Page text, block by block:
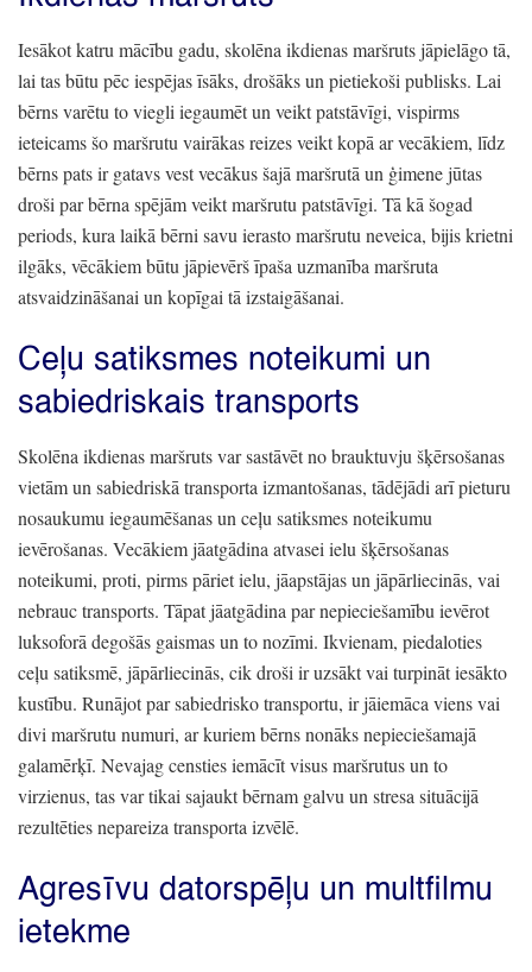
Iesākot katru mācību gadu, skolēna ikdienas maršruts jāpielāgo tā,
lai tas būtu pēc iespējas īsāks, drošāks un pietiekoši publisks. Lai
bērns varētu to viegli iegaumēt un veikt patstāvīgi, vispirms
ieteicams šo maršrutu vairākas reizes veikt kopā ar vecākiem, līdz
bērns pats ir gatavs vest vecākus šajā maršrutā un ģimene jūtas
droši par bērna spējām veikt maršrutu patstāvīgi. Tā kā šogad
periods, kura laikā bērni savu ierasto maršrutu neveica, bijis krietni
ilgāks, vēcākiem būtu jāpievērš īpaša uzmanība maršruta
atsvaidzināšanai un kopīgai tā izstaigāšanai.
Ceļu satiksmes noteikumi un
sabiedriskais transports
Skolēna ikdienas maršruts var sastāvēt no brauktuvju šķērsošanas
vietām un sabiedriskā transporta izmantošanas, tādējādi arī pieturu
nosaukumu iegaumēšanas un ceļu satiksmes noteikumu
ievērošanas. Vecākiem jāatgādina atvasei ielu šķērsošanas
noteikumi, proti, pirms pāriet ielu, jāapstājas un jāpārliecinās, vai
nebrauc transports. Tāpat jāatgādina par nepieciešamību ievērot
luksoforā degošās gaismas un to nozīmi. Ikvienam, piedaloties
ceļu satiksmē, jāpārliecinās, cik droši ir uzsākt vai turpināt iesākto
kustību. Runājot par sabiedrisko transportu, ir jāiemāca viens vai
divi maršrutu numuri, ar kuriem bērns nonāks nepieciešamajā
galamērķī. Nevajag censties iemācīt visus maršrutus un to
virzienus, tas var tikai sajaukt bērnam galvu un stresa situācijā
rezultēties nepareiza transporta izvēlē.
Agresīvu datorspēļu un multfilmu
ietekme